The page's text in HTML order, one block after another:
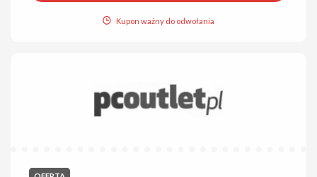
Kupon ważny do odwołania